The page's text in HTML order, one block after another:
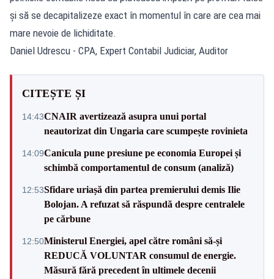
și să se decapitalizeze exact în momentul în care are cea mai
mare nevoie de lichiditate.
Daniel Udrescu - CPA, Expert Contabil Judiciar, Auditor
CITEȘTE ȘI
14:43CNAIR avertizează asupra unui portal
neautorizat din Ungaria care scumpește rovinieta
14:09Canicula pune presiune pe economia Europei și
schimbă comportamentul de consum (analiză)
12:53Sfidare uriașă din partea premierului demis Ilie
Bolojan. A refuzat să răspundă despre centralele
pe cărbune
12:50Ministerul Energiei, apel către români să-și
REDUCĂ VOLUNTAR consumul de energie.
Măsură fără precedent în ultimele decenii